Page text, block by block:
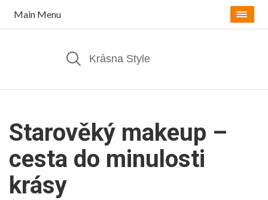
Main Menu
Starověký makeup –
cesta do minulosti
krásy